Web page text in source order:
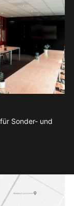
Sonder- und